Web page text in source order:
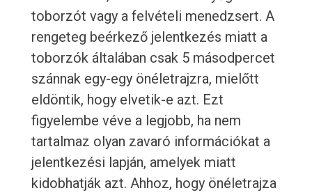
toborzót vagy a felvételi menedzsert. A
rengeteg beérkező jelentkezés miatt a
toborzók általában csak 5 másodpercet
szánnak egy-egy önéletrajzra, mielőtt
eldöntik, hogy elvetik-e azt. Ezt
figyelembe véve a legjobb, ha nem
tartalmaz olyan zavaró információkat a
jelentkezési lapján, amelyek miatt
kidobhatják azt. Ahhoz, hogy önéletrajza